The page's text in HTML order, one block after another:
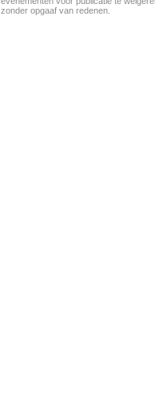
zonder opgaaf van redenen.